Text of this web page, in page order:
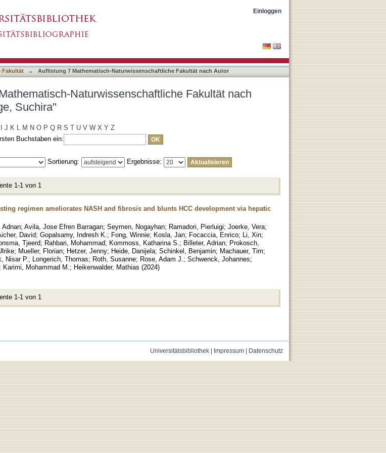
Einloggen
Fakultät → Auflistung 7 Mathematisch-Naturwissenschaftliche Fakultät nach Autor
Naturwissenschaftliche Fakultät nach
Suchira"
J K L M N O P Q R S T U V W X Y Z
Buchstaben ein:
Sortierung: Ergebnisse:
1-1 von 1
regimen ameliorates NASH and fibrosis and blunts HCC development via hepatic
Adnan; Avila, Jose Efren Barragan; Seymen, Nogayhan; Ramadori, Pierluigi; Joerke, Vera;
David; Gopalsamy, Indresh K. ; Fong, Winnie; Kosla, Jan; Focaccia, Enrico; Li, Xin;
Tjeerd; Rahbari, Mohammad; Kommoss, Katharina S. ; Billeter, Adrian; Prokosch,
; Mueller, Florian; Hetzer, Jenny; Heide, Danijela; Schinkel, Benjamin; Machauer, Tim;
Nisar P. ; Longerich, Thomas; Roth, Susanne; Rose, Adam J. ; Schwenck, Johannes;
; Karimi, Mohammad M. ; Heikenwalder, Mathias (2024)
1-1 von 1
Universitätsbibliothek| Impressum| Datenschutz